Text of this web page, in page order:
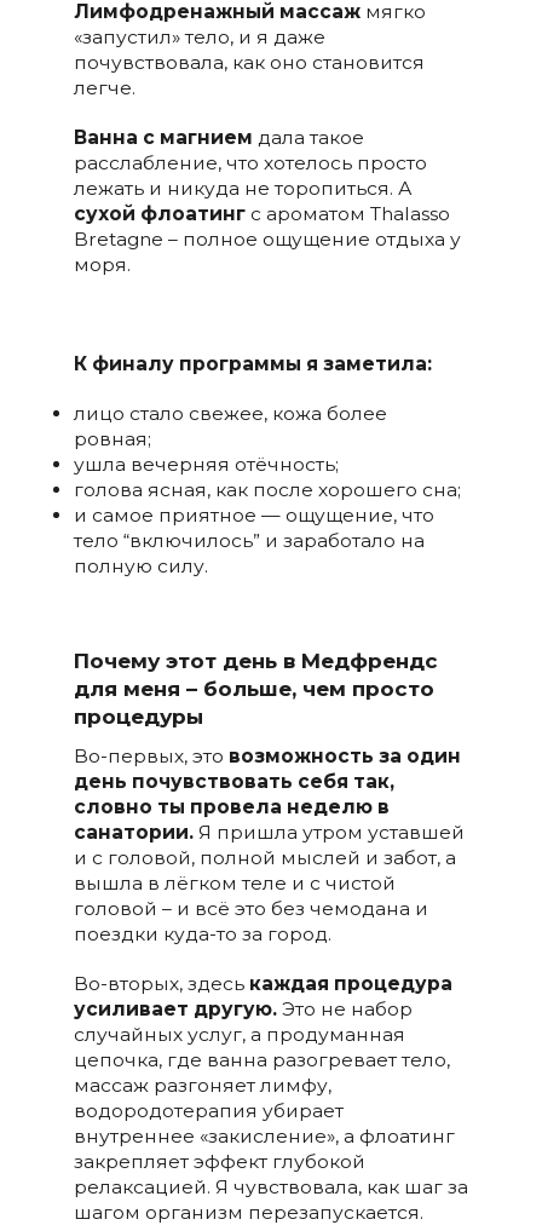
Лимфодренажный массажмягко
«запустил» тело, и я даже
почувствовала, как оно становится
легче.
Ванна с магнием дала такое
расслабление, что хотелось просто
лежать и никуда не торопиться. А
сухой флоатингс ароматом Thalasso
Bretagne – полное ощущение отдыха у
моря.
К финалу программы я заметила:
лицо стало свежее, кожа более
ровная;
ушла вечерняя отёчность;
голова ясная, как после хорошего сна;
и самое приятное — ощущение, что
тело “включилось” и заработало на
полную силу.
Почему этот день в Медфрендс
для меня – больше, чем просто
процедуры
Во-первых, это возможность за один
день почувствовать себя так,
словно ты провела неделю в
санатории.Я пришла утром уставшей
и с головой, полной мыслей и забот, а
вышла в лёгком теле и с чистой
головой – и всё это без чемодана и
поездки куда-то за город.
Во-вторых, здесь каждая процедура
усиливает другую. Это не набор
случайных услуг, а продуманная
цепочка, где ванна разогревает тело,
массаж разгоняет лимфу,
водородотерапия убирает
внутреннее «закисление», а флоатинг
закрепляет эффект глубокой
релаксацией. Я чувствовала, как шаг за
шагом организм перезапускается.